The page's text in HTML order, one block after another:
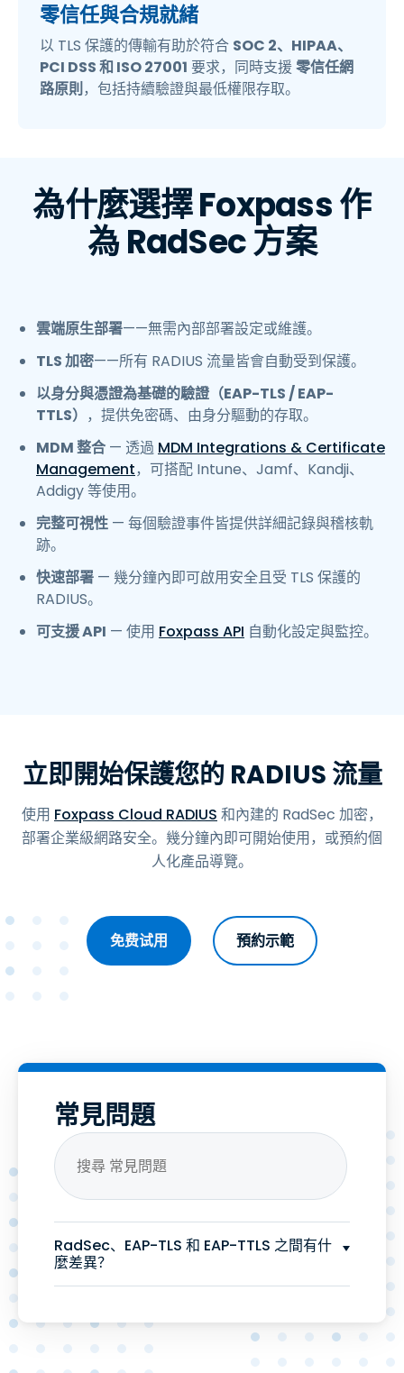
零信任與合規就緒
以 TLS 保護的傳輸有助於符合 SOC 2、HIPAA、
PCI DSS 和 ISO 27001 要求，同時支援零信任網
路原則 ，包括持續驗證與最低權限存取。
為什麼選擇 Foxpass 作
為 RadSec 方案
雲端原生部署——無需內部部署設定或維護。
TLS 加密——所有 RADIUS 流量皆會自動受到保護。
以身分與憑證為基礎的驗證（EAP-TLS / EAP-
TTLS） ，提供免密碼、由身分驅動的存取。
MDM 整合 — 透過 MDM Integrations & Certificate
Management，可搭配 Intune、Jamf、Kandji、
Addigy 等使用。
完整可視性 — 每個驗證事件皆提供詳細記錄與稽核軌
跡。
快速部署 — 幾分鐘內即可啟用安全且受 TLS 保護的
RADIUS。
可支援 API — 使用 Foxpass API 自動化設定與監控。
立即開始保護您的 RADIUS 流量
使用 Foxpass Cloud RADIUS 和內建的 RadSec 加密，
部署企業級網路安全。幾分鐘內即可開始使用，或預約個
人化產品導覽。
免费试用 預約示範
常見問題
RadSec、EAP-TLS 和 EAP-TTLS 之間有什
麼差異？